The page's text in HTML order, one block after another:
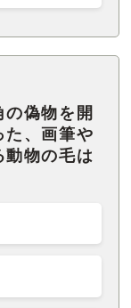
偽物を開
た、画筆や
動物の毛は